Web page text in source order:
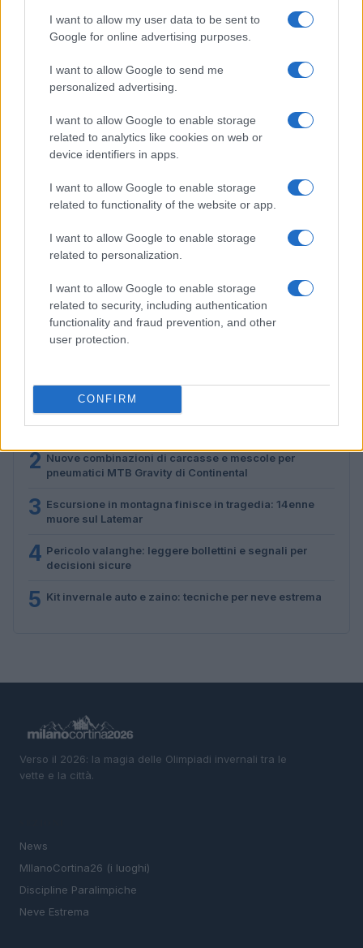
I want to allow my user data to be sent to
Google for online advertising purposes.
I want to allow Google to send me
personalized advertising.
I want to allow Google to enable storage
related to analytics like cookies on web or
device identifiers in apps.
I want to allow Google to enable storage
related to functionality of the website or app.
I want to allow Google to enable storage
related to personalization.
I want to allow Google to enable storage
related to security, including authentication
functionality and fraud prevention, and other
user protection.
CONFIRM
NEVE ESTREMA
muore sul Latemar
Marco Tessari · 6 Ago 2026
1
Valanghe: riconoscere i tipi, leggere i segnali e ridurre
il rischio
2 Nuove combinazioni di carcasse e mescole per
pneumatici MTB Gravity di Continental
3 Escursione in montagna finisce in tragedia: 14enne
muore sul Latemar
4 Pericolo valanghe: leggere bollettini e segnali per
decisioni sicure
5 Kit invernale auto e zaino: tecniche per neve estrema
Verso il 2026: la magia delle Olimpiadi invernali tra le
vette e la città.
News
MIlanoCortina26 (i luoghi)
Discipline Paralimpiche
Neve Estrema